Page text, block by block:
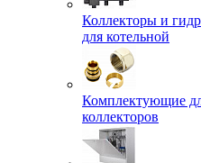
Коллекторы и
для котельной
Комплектующие
коллекторов